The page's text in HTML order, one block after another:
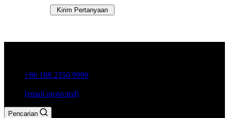
Kirim Pertanyaan
+86 188 2350 9990
[email protected]
Pencarian